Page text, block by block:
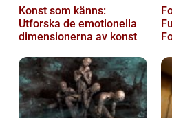
Konst som känns:
Utforska de emotionella
dimensionerna av konst